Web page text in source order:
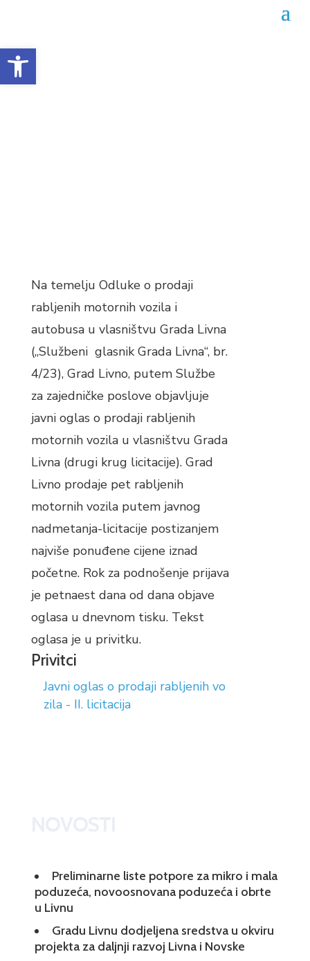
Open toolbar
Na temelju Odluke o prodaji
rabljenih motornih vozila i
autobusa u vlasništvu Grada Livna
(„Službeni glasnik Grada Livna“, br.
4/23), Grad Livno, putem Službe
za zajedničke poslove objavljuje
javni oglas o prodaji rabljenih
motornih vozila u vlasništvu Grada
Livna (drugi krug licitacije). Grad
Livno prodaje pet rabljenih
motornih vozila putem javnog
nadmetanja-licitacije postizanjem
najviše ponuđene cijene iznad
početne. Rok za podnošenje prijava
je petnaest dana od dana objave
oglasa u dnevnom tisku. Tekst
oglasa je u privitku.
Privitci
Javni oglas o prodaji rabljenih vo
zila - II. licitacija
Preliminarne liste potpore za mikro i mala
poduzeća, novoosnovana poduzeća i obrte
u Livnu
Gradu Livnu dodjeljena sredstva u okviru
projekta za daljnji razvoj Livna i Novske